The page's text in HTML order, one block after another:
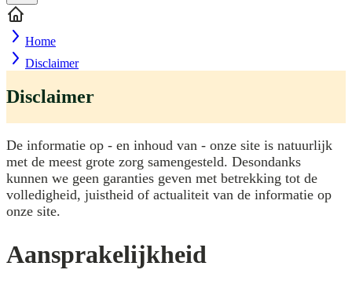
Home
Disclaimer
Disclaimer
De informatie op - en inhoud van - onze site is natuurlijk
met de meest grote zorg samengesteld. Desondanks
kunnen we geen garanties geven met betrekking tot de
volledigheid, juistheid of actualiteit van de informatie op
onze site.
Aansprakelijkheid